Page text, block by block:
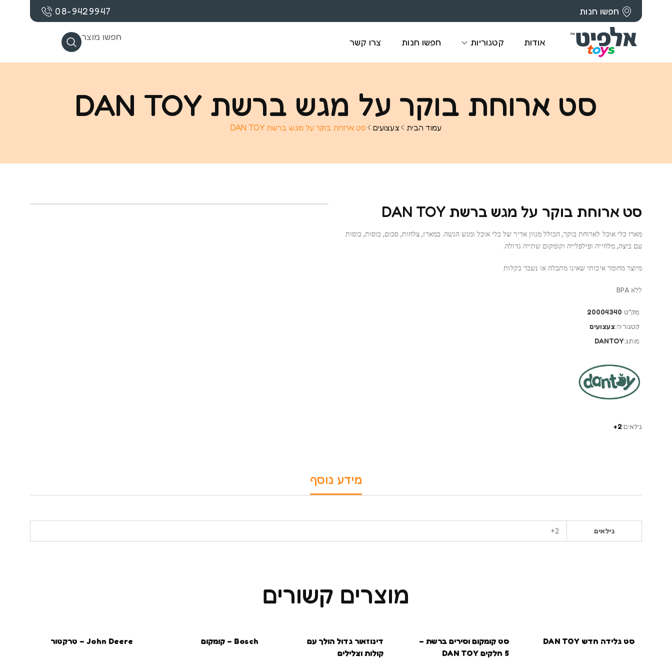
חפשו חנות 08-9429947
אודות קטגוריות חפשו חנות צרו קשר חפשו מוצר
סט ארוחת בוקר על מגש ברשת DAN TOY
עמוד הבית צעצועים סט ארוחת בוקר על מגש ברשת DAN TOY
סט ארוחת בוקר על מגש ברשת DAN TOY
מארז כלי אוכל לארוחת בוקר, הכולל מגוון אדיר של כלי אוכל ומגש הגשה. במארז, צלחות, סכום, כוסות, כוסות
עם ביצה, מלחייה ופילפלייה וקומקום שתייה גדולה.
מיוצר מחומר איכותי שאינו מתבלה או נשבר בקלות
ללא BPA
מק"ט 20004340
קטגוריה:צעצועים
מותג:DANTOY
גילאים:2+
מידע נוסף
גילאים 2+
מוצרים קשורים
סט גלידה חדש DAN TOY
סט קומקום וסירים ברשת –
5 חלקים DAN TOY
דינוזאור גדול הולך עם
קולות וצלילים
Bosch – קומקום John Deere – טרקטור